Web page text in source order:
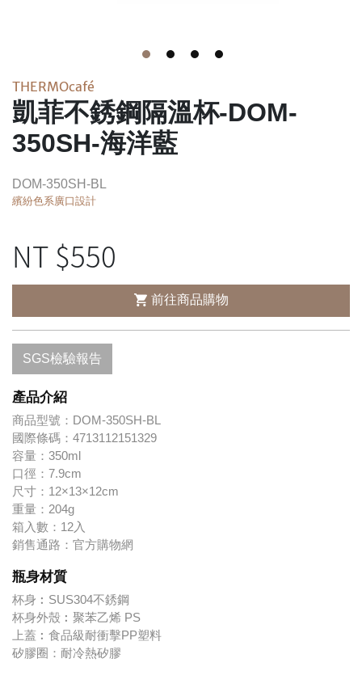
THERMOcafé
凱菲不銹鋼隔溫杯-DOM-
350SH-海洋藍
DOM-350SH-BL
繽紛色系廣口設計
NT $550
前往商品購物
SGS檢驗報告
產品介紹
商品型號： DOM-350SH-BL
國際條碼： 4713112151329
容量： 350ml
口徑： 7.9cm
尺寸： 12×13×12cm
重量： 204g
箱入數： 12入
銷售通路： 官方購物網
瓶身材質
杯身︰SUS304不銹鋼
杯身外殼︰聚苯乙烯 PS
上蓋︰食品級耐衝擊PP塑料
矽膠圈：耐冷熱矽膠